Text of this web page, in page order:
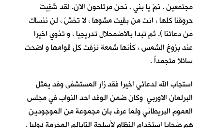
مجتمعين . نَمْ يا بني ، نحن مرتاحون الان. لقد شُفِيتْ
حروقنا كلها ، انت من بقيت مشوها ، لا تخشَ ، لن ننساك
من دعائنا ). ثم تبدا بالاضمحلال تدريجيا ، و تذوي اخيرا
عند بزوغ الشمس ، كأنها شمعة نزفت كل قوامها و اضحت
سائلا متجمداً .
استجاب الله لدعائي اخيرا فقد زار المستشفى وفد يمثل
البرلمان الاوربي وكان ضمن الوفد احد النواب في مجلس
العموم البريطاني ولما عرف بان مجموعة من الموجودين
هم ضحايا استخدام النظام لأسلحة النّابالم المحرمة دوليا .